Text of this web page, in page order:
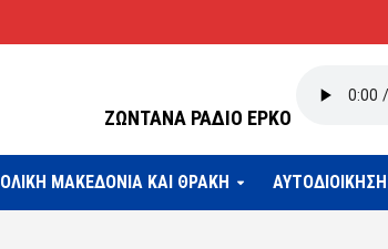
ΖΩΝΤΑΝΑ ΡΑΔΙΟ ΕΡΚΟ
ΜΑΚΕΔΟΝΙΑ ΚΑΙ ΘΡΑΚΗ ΑΥΤΟΔΙΟΙΚΗΣΗ